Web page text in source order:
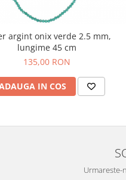
argint onix verde 2.5 mm,
lungime 45 cm
135,00 RON
IN COS
Urmareste-